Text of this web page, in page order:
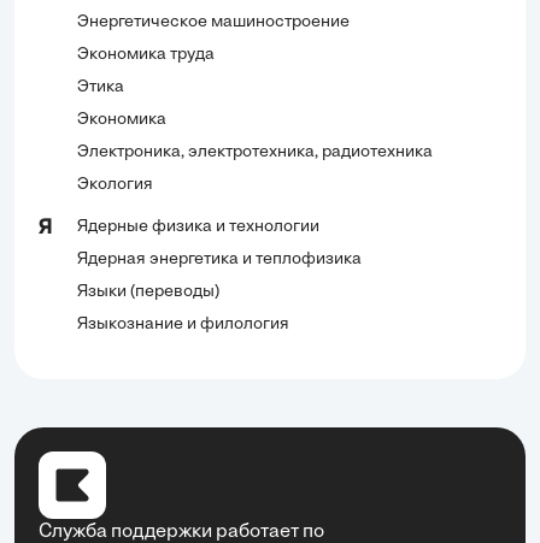
Энергетическое машиностроение
Экономика труда
Этика
Экономика
Электроника, электротехника, радиотехника
Экология
Я
Ядерные физика и технологии
Ядерная энергетика и теплофизика
Языки (переводы)
Языкознание и филология
Служба поддержки работает по